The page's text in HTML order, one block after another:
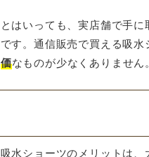
とはいっても、実店舗で手
です。通信販売で買える吸
価なものが少なくありません。
吸水ショーツのメリットは、